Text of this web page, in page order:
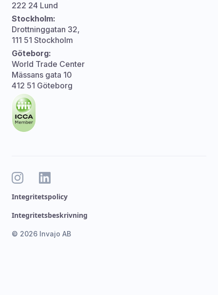
222 24 Lund
Stockholm:
Drottninggatan 32,
111 51 Stockholm
Göteborg:
World Trade Center
Mässans gata 10
412 51 Göteborg
© 2026 Invajo AB
Integritetspolicy
Integritetsbeskrivning